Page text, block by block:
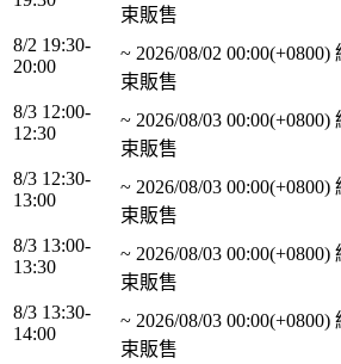
束販售
8/2 19:30-
20:00
~ 2026/08/02 00:00(+0800)
束販售
8/3 12:00-
12:30
~ 2026/08/03 00:00(+0800)
束販售
8/3 12:30-
13:00
~ 2026/08/03 00:00(+0800)
束販售
8/3 13:00-
13:30
~ 2026/08/03 00:00(+0800)
束販售
8/3 13:30-
14:00
~ 2026/08/03 00:00(+0800)
束販售